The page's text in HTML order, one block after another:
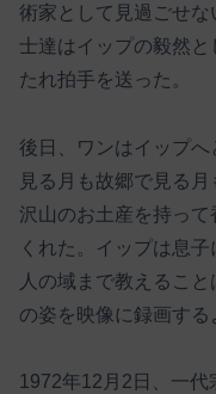
術家として見過ごせ
士達はイップの毅然
たれ拍手を送った。
後日、ワンはイップ
見る月も故郷で見る月
沢山のお土産を持っ
くれた。イップは息
人の域まで教えるこ
の姿を映像に録画する
1972年12月2日、一